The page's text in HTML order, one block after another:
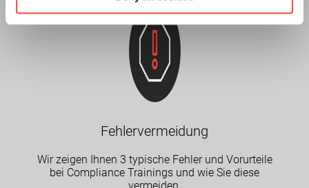
Fehlervermeidung
Wir zeigen Ihnen 3 typische Fehler und Vorurteile
bei Compliance Trainings und wie Sie diese